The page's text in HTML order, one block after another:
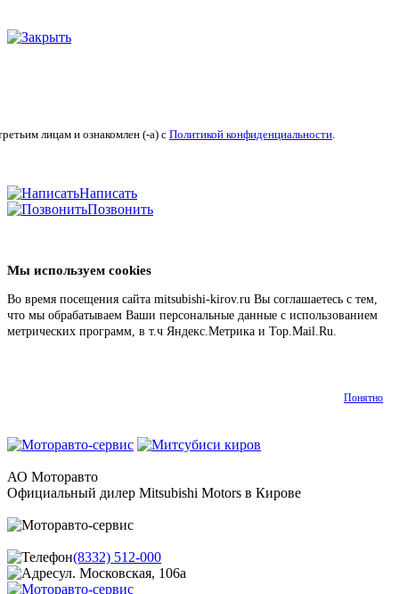
лицам и ознакомлен (-а) cПолитикой конфиденциальности.
Написать
Позвонить
Мы используем cookies
Во время посещения сайта mitsubishi-kirov.ru Вы соглашаетесь с тем,
что мы обрабатываем Ваши персональные данные с использованием
метрических программ, в т.ч Яндекс.Метрика и Top.Mail.Ru.
Понятно
АО Моторавто
Официальный дилер Mitsubishi Motors в Кирове
(8332) 512-000
ул. Московская, 106а